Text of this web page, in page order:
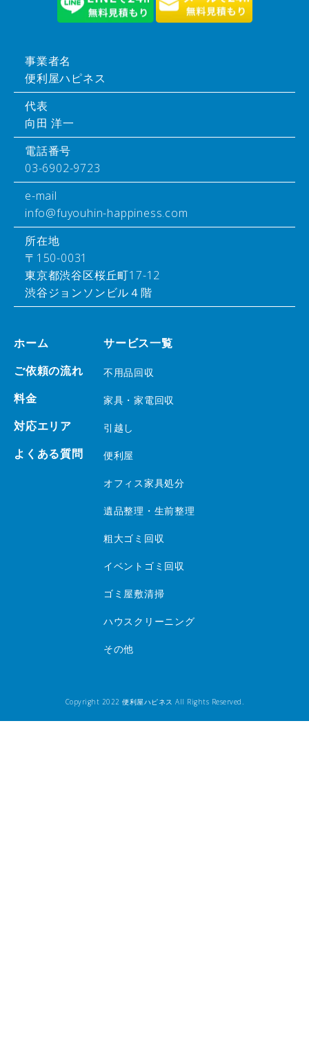
事業者名
便利屋ハピネス
代表
向田 洋一
電話番号
03-6902-9723
e-mail
info@fuyouhin-happiness.com
所在地
〒150-0031
東京都渋谷区桜丘町17-12
渋谷ジョンソンビル４階
ホーム
ご依頼の流れ
料金
対応エリア
よくある質問
サービス一覧
不用品回収
家具・家電回収
引越し
便利屋
オフィス家具処分
遺品整理・生前整理
粗大ゴミ回収
イベントゴミ回収
ゴミ屋敷清掃
ハウスクリーニング
その他
Copyright 2022 便利屋ハピネス All Rights Reserved.